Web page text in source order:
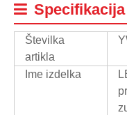
Specifikacija
Številka
artikla
Ime izdelka